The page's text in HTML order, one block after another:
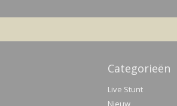
Categorieën
Live Stunt
Nieuw